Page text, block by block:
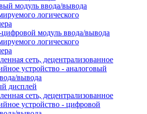
модуль ввода/вывода
логического
модуль ввода/вывода
логического
сеть, децентрализованное
устройство - аналоговый
вывода
дисплей
сеть, децентрализованное
устройство - цифровой